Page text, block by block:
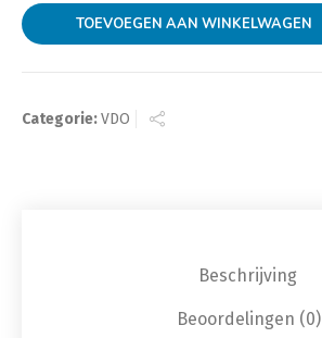
TOEVOEGEN AAN WINKELWAGEN
Categorie:VDO
Beschrijving
Beoordelingen (0)